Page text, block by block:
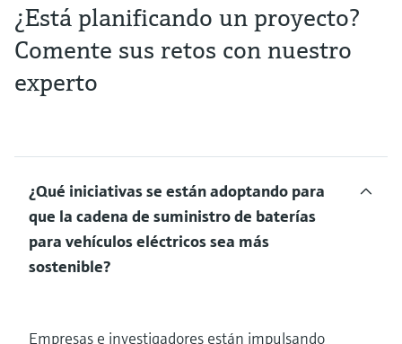
¿Está planificando un proyecto?
Comente sus retos con nuestro
experto
¿Qué iniciativas se están adoptando para
que la cadena de suministro de baterías
para vehículos eléctricos sea más
sostenible?
Empresas e investigadores están impulsando